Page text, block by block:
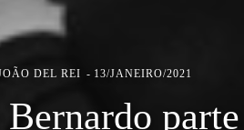
DEL REI 13/JANEIRO/2021
Bernardo